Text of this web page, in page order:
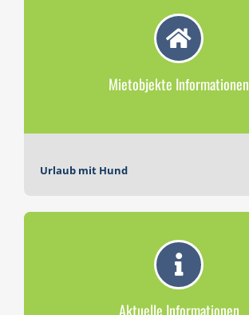
Mietobjekte Informationen
Urlaub mit Hund
Aktuelle Informationen